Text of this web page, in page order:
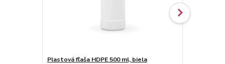
Plastová fľaša HDPE 500 ml, biela